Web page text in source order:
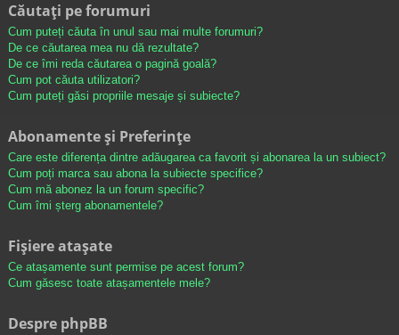
Căutați pe forumuri
Cum puteți căuta în unul sau mai multe forumuri?
De ce căutarea mea nu dă rezultate?
De ce îmi reda căutarea o pagină goală?
Cum pot căuta utilizatori?
Cum puteți găsi propriile mesaje și subiecte?
Abonamente și Preferințe
Care este diferența dintre adăugarea ca favorit și abonarea la un subiect?
Cum poți marca sau abona la subiecte specifice?
Cum mă abonez la un forum specific?
Cum îmi șterg abonamentele?
Fișiere atașate
Ce atașamente sunt permise pe acest forum?
Cum găsesc toate atașamentele mele?
Despre phpBB